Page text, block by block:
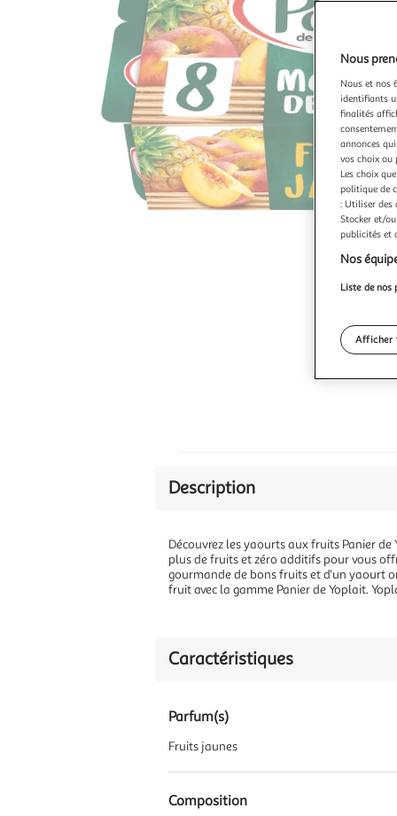
Description
Découvrez les yaourts aux fruits Panier
plus de fruits et zéro additifs pour vous
gourmande de bons fruits et d'un yaourt
fruit avec la gamme Panier de Yoplait.
Caractéristiques
Parfum(s)
Fruits jaunes
Composition
Nous
Nous et nos
identifiants
finalités
annonces
vos choix ou
Les choix
politique de
: Utiliser des
Stocker et/
publicités et
Nos
Liste de nos
Afficher